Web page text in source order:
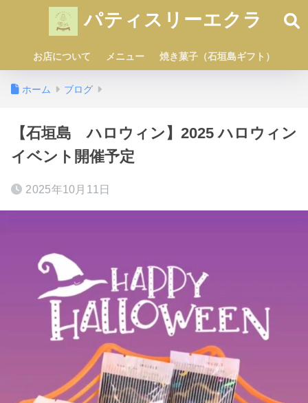
パティスリーエクラ
お店について メニュー 焼き菓子（石垣島ギフト）
ホーム ブログ
【石垣島 ハロウィン】2025 ハロウィン
イベント開催予定
2025年10月11日